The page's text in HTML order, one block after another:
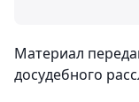
Материал
досудебного